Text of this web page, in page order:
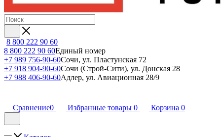
8 800 222 90 60
8 800 222 90 60Единый номер
+7 989 756-90-60Сочи, ул. Пластунская 72
+7 918 904-90-60Сочи (Строй-Сити), ул. Донская 28
+7 988 406-90-60Адлер, ул. Авиационная 28/9
Сравнение0 Избранные товары 0 Корзина 0